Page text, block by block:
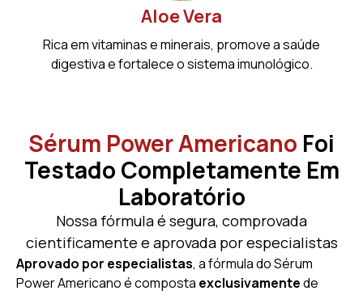
Aloe Vera
Rica em vitaminas e minerais, promove a saúde
digestiva e fortalece o sistema imunológico.
Sérum Power Americano Foi
Testado Completamente Em
Laboratório
Nossa fórmula é segura, comprovada
cientificamente e aprovada por especialistas
Aprovado por especialistas, a fórmula do Sérum
Power Americano é composta exclusivamentede